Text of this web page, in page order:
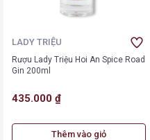
LADY TRIỆU
Rượu Lady Triệu Hoi An Spice Road
Gin 200ml
435.000 ₫
Thêm vào giỏ